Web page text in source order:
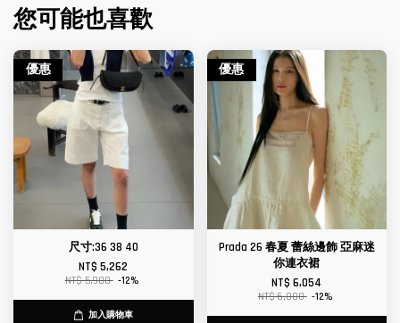
您可能也喜歡
優惠
尺寸:36 38 40
NT$ 5,262
NT$ 5,980 -12%
加入購物車
優惠
Prada 26 春夏 蕾絲邊飾 亞麻迷
你連衣裙
NT$ 6,054
NT$ 6,880 -12%